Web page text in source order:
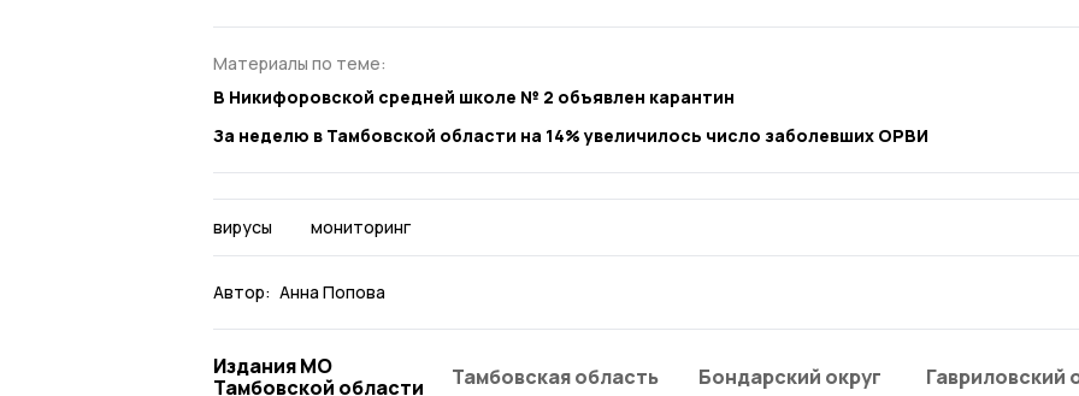
Материалы по теме:
В Никифоровской средней школе № 2 объявлен карантин
За неделю в Тамбовской области на 14% увеличилось число заболевших ОРВИ
вирусы мониторинг
Автор: Анна Попова
Издания МО
Тамбовской области
Тамбовская область Бондарский округ Гавриловский